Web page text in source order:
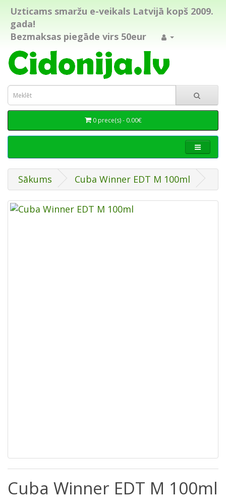
Uzticams smaržu e-veikals Latvijā kopš 2009.
gada!
Bezmaksas piegāde virs 50eur
0 prece(s) - 0.00€
Sākums Cuba Winner EDT M 100ml
Cuba Winner EDT M 100ml